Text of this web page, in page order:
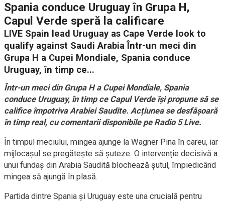
Spania conduce Uruguay în Grupa H,
Capul Verde speră la calificare
LIVE Spain lead Uruguay as Cape Verde look to
qualify against Saudi Arabia Într-un meci din
Grupa H a Cupei Mondiale, Spania conduce
Uruguay, în timp ce...
Într-un meci din Grupa H a Cupei Mondiale, Spania
conduce Uruguay, în timp ce Capul Verde își propune să se
califice împotriva Arabiei Saudite. Acțiunea se desfășoară
în timp real, cu comentarii disponibile pe Radio 5 Live.
În timpul meciului, mingea ajunge la Wagner Pina în careu, iar
mijlocașul se pregătește să șuteze. O intervenție decisivă a
unui fundaș din Arabia Saudită blochează șutul, împiedicând
mingea să ajungă în plasă.
Partida dintre Spania și Uruguay este una crucială pentru